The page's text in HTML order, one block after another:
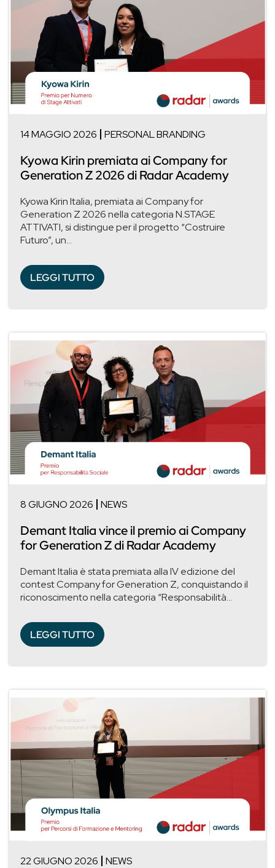
14 MAGGIO 2026 PERSONAL BRANDING
Kyowa Kirin premiata ai Company for
Generation Z 2026 di Radar Academy
Kyowa Kirin Italia, premiata ai Company for
Generation Z 2026 nella categoria N.STAGE
ATTIVATI, si distingue per il progetto “Costruire
Futuro”, un...
LEGGI TUTTO
8 GIUGNO 2026 NEWS
Demant Italia vince il premio ai Company
for Generation Z di Radar Academy
Demant Italia è stata premiata alla IV edizione del
contest Company for Generation Z, conquistando il
riconoscimento nella categoria “Responsabilità...
LEGGI TUTTO
22 GIUGNO 2026 NEWS